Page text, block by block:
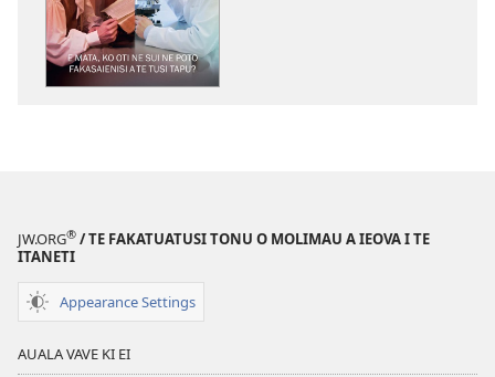
FALELEOLEO
JW.ORG® / TE FAKATUATUSI TONU O MOLIMAU A IEOVA I TE
ITANETI
Appearance Settings
AUALA VAVE KI EI